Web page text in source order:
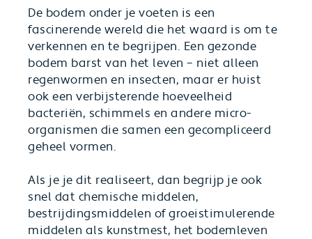
De bodem onder je voeten is een
fascinerende wereld die het waard is om te
verkennen en te begrijpen. Een gezonde
bodem barst van het leven – niet alleen
regenwormen en insecten, maar er huist
ook een verbijsterende hoeveelheid
bacteriën, schimmels en andere micro-
organismen die samen een gecompliceerd
geheel vormen.
Als je je dit realiseert, dan begrijp je ook
snel dat chemische middelen,
bestrijdingsmiddelen of groeistimulerende
middelen als kunstmest, het bodemleven